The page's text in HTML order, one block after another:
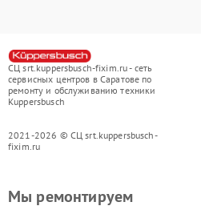
СЦ srt.kuppersbusch-fixim.ru - сеть
сервисных центров в Саратове по
ремонту и обслуживанию техники
Kuppersbusch
2021-2026 © СЦ srt.kuppersbusch-
fixim.ru
Мы ремонтируем